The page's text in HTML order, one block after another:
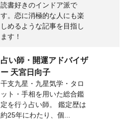
読書好きのインドア派で
す。恋に消極的な人にも楽
しめるような記事を目指し
ます！
占い師・開運アドバイザ
ー 天宮日向子
干支九星・九星気学・タロ
ット・手相を用いた総合鑑
定を行う占い師。 鑑定歴は
約25年にわたり、個...